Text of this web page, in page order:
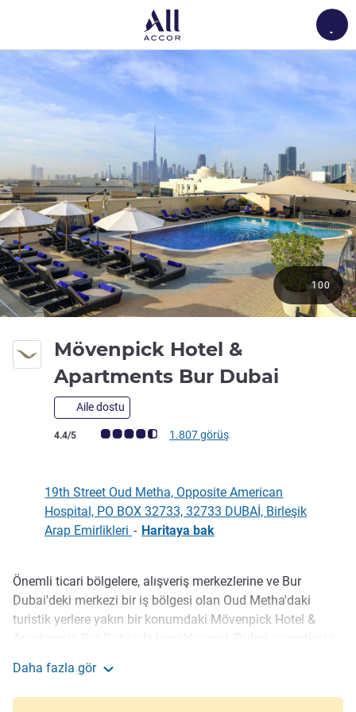
Mövenpick Hotel &
Apartments Bur Dubai
Aile dostu
Avis müşterileri puanı (ALL Puanlama)
4.4/5 1.807 görüş
100
19th Street Oud Metha, Opposite American
Hospital, PO BOX 32733, 32733 DUBAİ, Birleşik
Arap Emirlikleri - Haritaya bak
Açıklama
Önemli ticari bölgelere, alışveriş merkezlerine ve Bur
Dubai'deki merkezi bir iş bölgesi olan Oud Metha'daki
turistik yerlere yakın bir konumdaki Mövenpick Hotel &
Merkezi, Dubai Uluslararası Havalimanı ve Dubai Frame
gibi yerler 10 dakika mesafede. 256 oda ve süitimizde
Daha fazla gör